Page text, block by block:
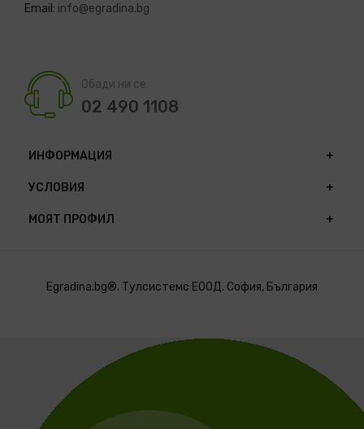
Email: info@egradina.bg
Обади ни се:
02 490 1108
ИНФОРМАЦИЯ
УСЛОВИЯ
МОЯТ ПРОФИЛ
Egradina.bg®. Тулсистемс ЕООД. София, България